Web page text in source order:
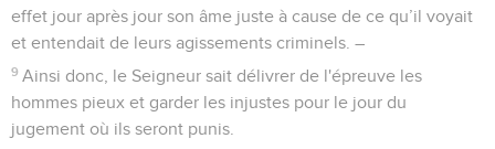
effet jour après jour son âme juste à cause de ce qu’il voyait
et entendait de leurs agissements criminels. –
9 Ainsi donc, le Seigneur sait délivrer de l'épreuve les
hommes pieux et garder les injustes pour le jour du
jugement où ils seront punis.